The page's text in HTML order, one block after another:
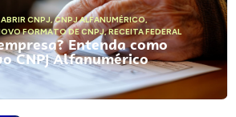
ABRIR CNPJ,CNPJ ALFANUMÉRICO,
FORMATO DE CNPJ,RECEITA FEDERAL
Entenda como
CNPJ Alfanumérico